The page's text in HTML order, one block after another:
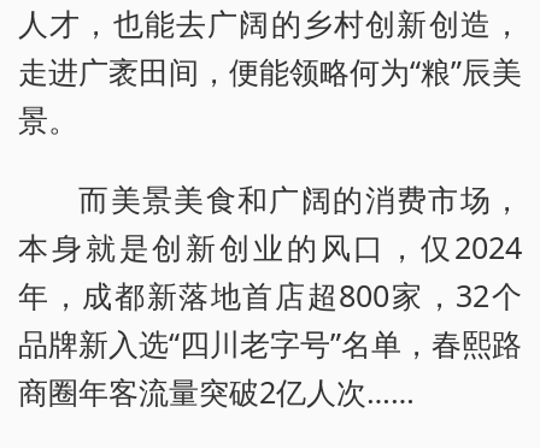
人才，也能去广阔的乡村创新创造，
走进广袤田间，便能领略何为“粮”辰美
景。
而美景美食和广阔的消费市场，
本身就是创新创业的风口，仅2024
年，成都新落地首店超800家，32个
品牌新入选“四川老字号”名单，春熙路
商圈年客流量突破2亿人次……